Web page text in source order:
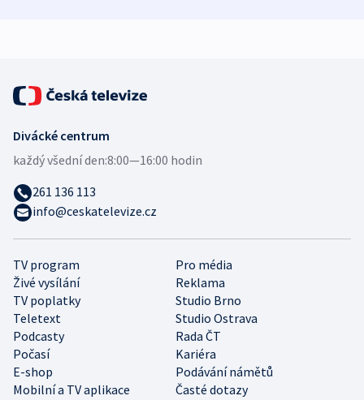
TV program
Pro média
Živé vysílání
Reklama
TV poplatky
Studio Brno
Teletext
Studio Ostrava
Podcasty
Rada ČT
Počasí
Kariéra
E-shop
Podávání námětů
Mobilní a TV aplikace
Časté dotazy
Divácké centrum
každý všední den:8:00—16:00 hodin
261 136 113
info@ceskatelevize.cz